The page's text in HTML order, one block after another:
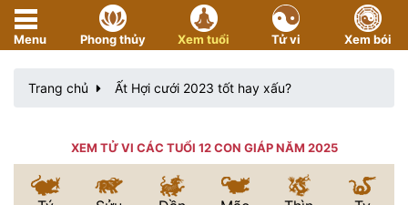
Menu Phong thủy Xem tuổi Tử vi Xem bói
Trang chủ Ất Hợi cưới 2023 tốt hay xấu?
XEM TỬ VI CÁC TUỔI 12 CON GIÁP NĂM 2025